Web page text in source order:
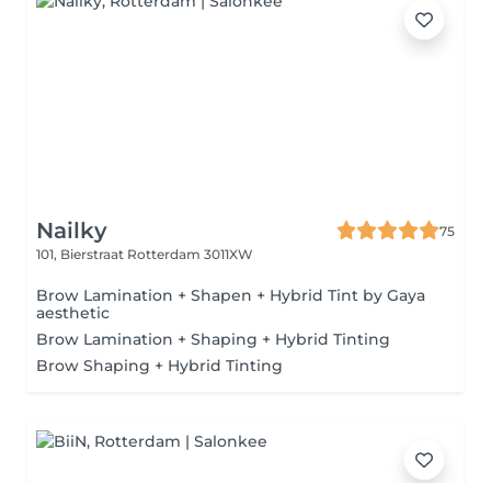
Nailky
75
101, Bierstraat Rotterdam 3011XW
Brow Lamination + Shapen + Hybrid Tint by Gaya
aesthetic
Brow Lamination + Shaping + Hybrid Tinting
Brow Shaping + Hybrid Tinting